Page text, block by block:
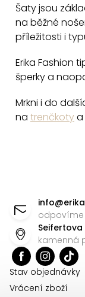
Šaty jsou
na běžné
příležitosti i
Erika Fashion
šperky a
Mrkni i do
na trenčkotya
info@
Seifertova
kamenná
Stav objednávky
Vrácení zboží